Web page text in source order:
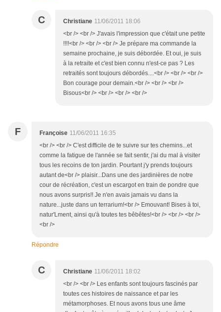
C Christiane 11/06/2011 18:06
<br /> <br /> J'avais l'impression que c'était une petite
!!!!<br /> <br /> <br /> Je prépare ma commande la
semaine prochaine, je suis débordée. Et oui, je suis
à la retraite et c'est bien connu n'est-ce pas ? Les
retraités sont toujours débordés....<br /> <br /> <br />
Bon courage pour demain.<br /> <br /> <br />
Bisous<br /> <br /> <br /> <br />
F Françoise 11/06/2011 16:35
<br /> <br /> C'est difficile de te suivre sur tes chemins...et
comme la fatigue de l'année se fait sentir, j'ai du mal à visiter
tous les recoins de ton jardin. Pourtant j'y prends toujours
autant de<br /> plaisir...Dans une des jardinières de notre
cour de récréation, c'est un escargot en train de pondre que
nous avons surpris!! Je n'en avais jamais vu dans la
nature...juste dans un terrarium!<br /> Emouvant! Bises à toi,
natur'Lment, ainsi qu'à toutes tes bêbêtes!<br /> <br /> <br />
<br />
Répondre
C Christiane 11/06/2011 18:02
<br /> <br /> Les enfants sont toujours fascinés par
toutes ces histoires de naissance et par les
métamorphoses. Et nous avons tous une âme